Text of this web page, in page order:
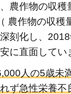
農作物の収穫
農作物の収穫
刻化し、
に直面してい
人の5歳未
ず急性栄養不